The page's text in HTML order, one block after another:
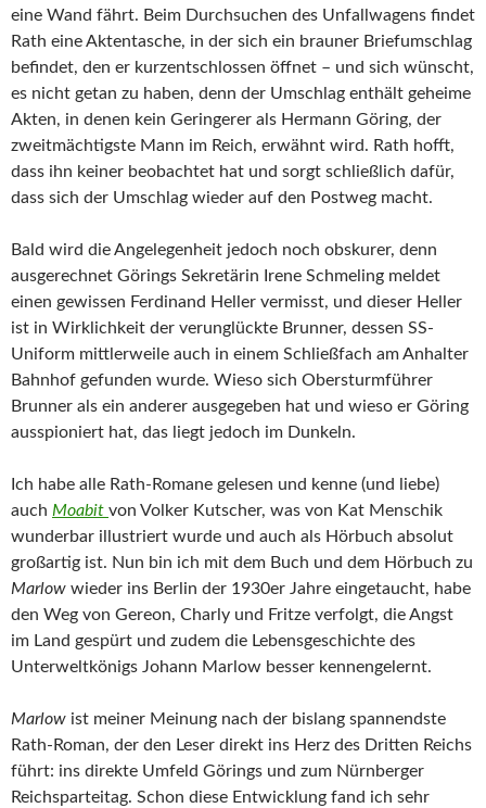
eine Wand fährt. Beim Durchsuchen des Unfallwagens findet
Rath eine Aktentasche, in der sich ein brauner Briefumschlag
befindet, den er kurzentschlossen öffnet – und sich wünscht,
es nicht getan zu haben, denn der Umschlag enthält geheime
Akten, in denen kein Geringerer als Hermann Göring, der
zweitmächtigste Mann im Reich, erwähnt wird. Rath hofft,
dass ihn keiner beobachtet hat und sorgt schließlich dafür,
dass sich der Umschlag wieder auf den Postweg macht.
Bald wird die Angelegenheit jedoch noch obskurer, denn
ausgerechnet Görings Sekretärin Irene Schmeling meldet
einen gewissen Ferdinand Heller vermisst, und dieser Heller
ist in Wirklichkeit der verunglückte Brunner, dessen SS-
Uniform mittlerweile auch in einem Schließfach am Anhalter
Bahnhof gefunden wurde. Wieso sich Obersturmführer
Brunner als ein anderer ausgegeben hat und wieso er Göring
ausspioniert hat, das liegt jedoch im Dunkeln.
Ich habe alle Rath-Romane gelesen und kenne (und liebe)
auch Moabit von Volker Kutscher, was von Kat Menschik
wunderbar illustriert wurde und auch als Hörbuch absolut
großartig ist. Nun bin ich mit dem Buch und dem Hörbuch zu
Marlow wieder ins Berlin der 1930er Jahre eingetaucht, habe
den Weg von Gereon, Charly und Fritze verfolgt, die Angst
im Land gespürt und zudem die Lebensgeschichte des
Unterweltkönigs Johann Marlow besser kennengelernt.
Marlow ist meiner Meinung nach der bislang spannendste
Rath-Roman, der den Leser direkt ins Herz des Dritten Reichs
führt: ins direkte Umfeld Görings und zum Nürnberger
Reichsparteitag. Schon diese Entwicklung fand ich sehr